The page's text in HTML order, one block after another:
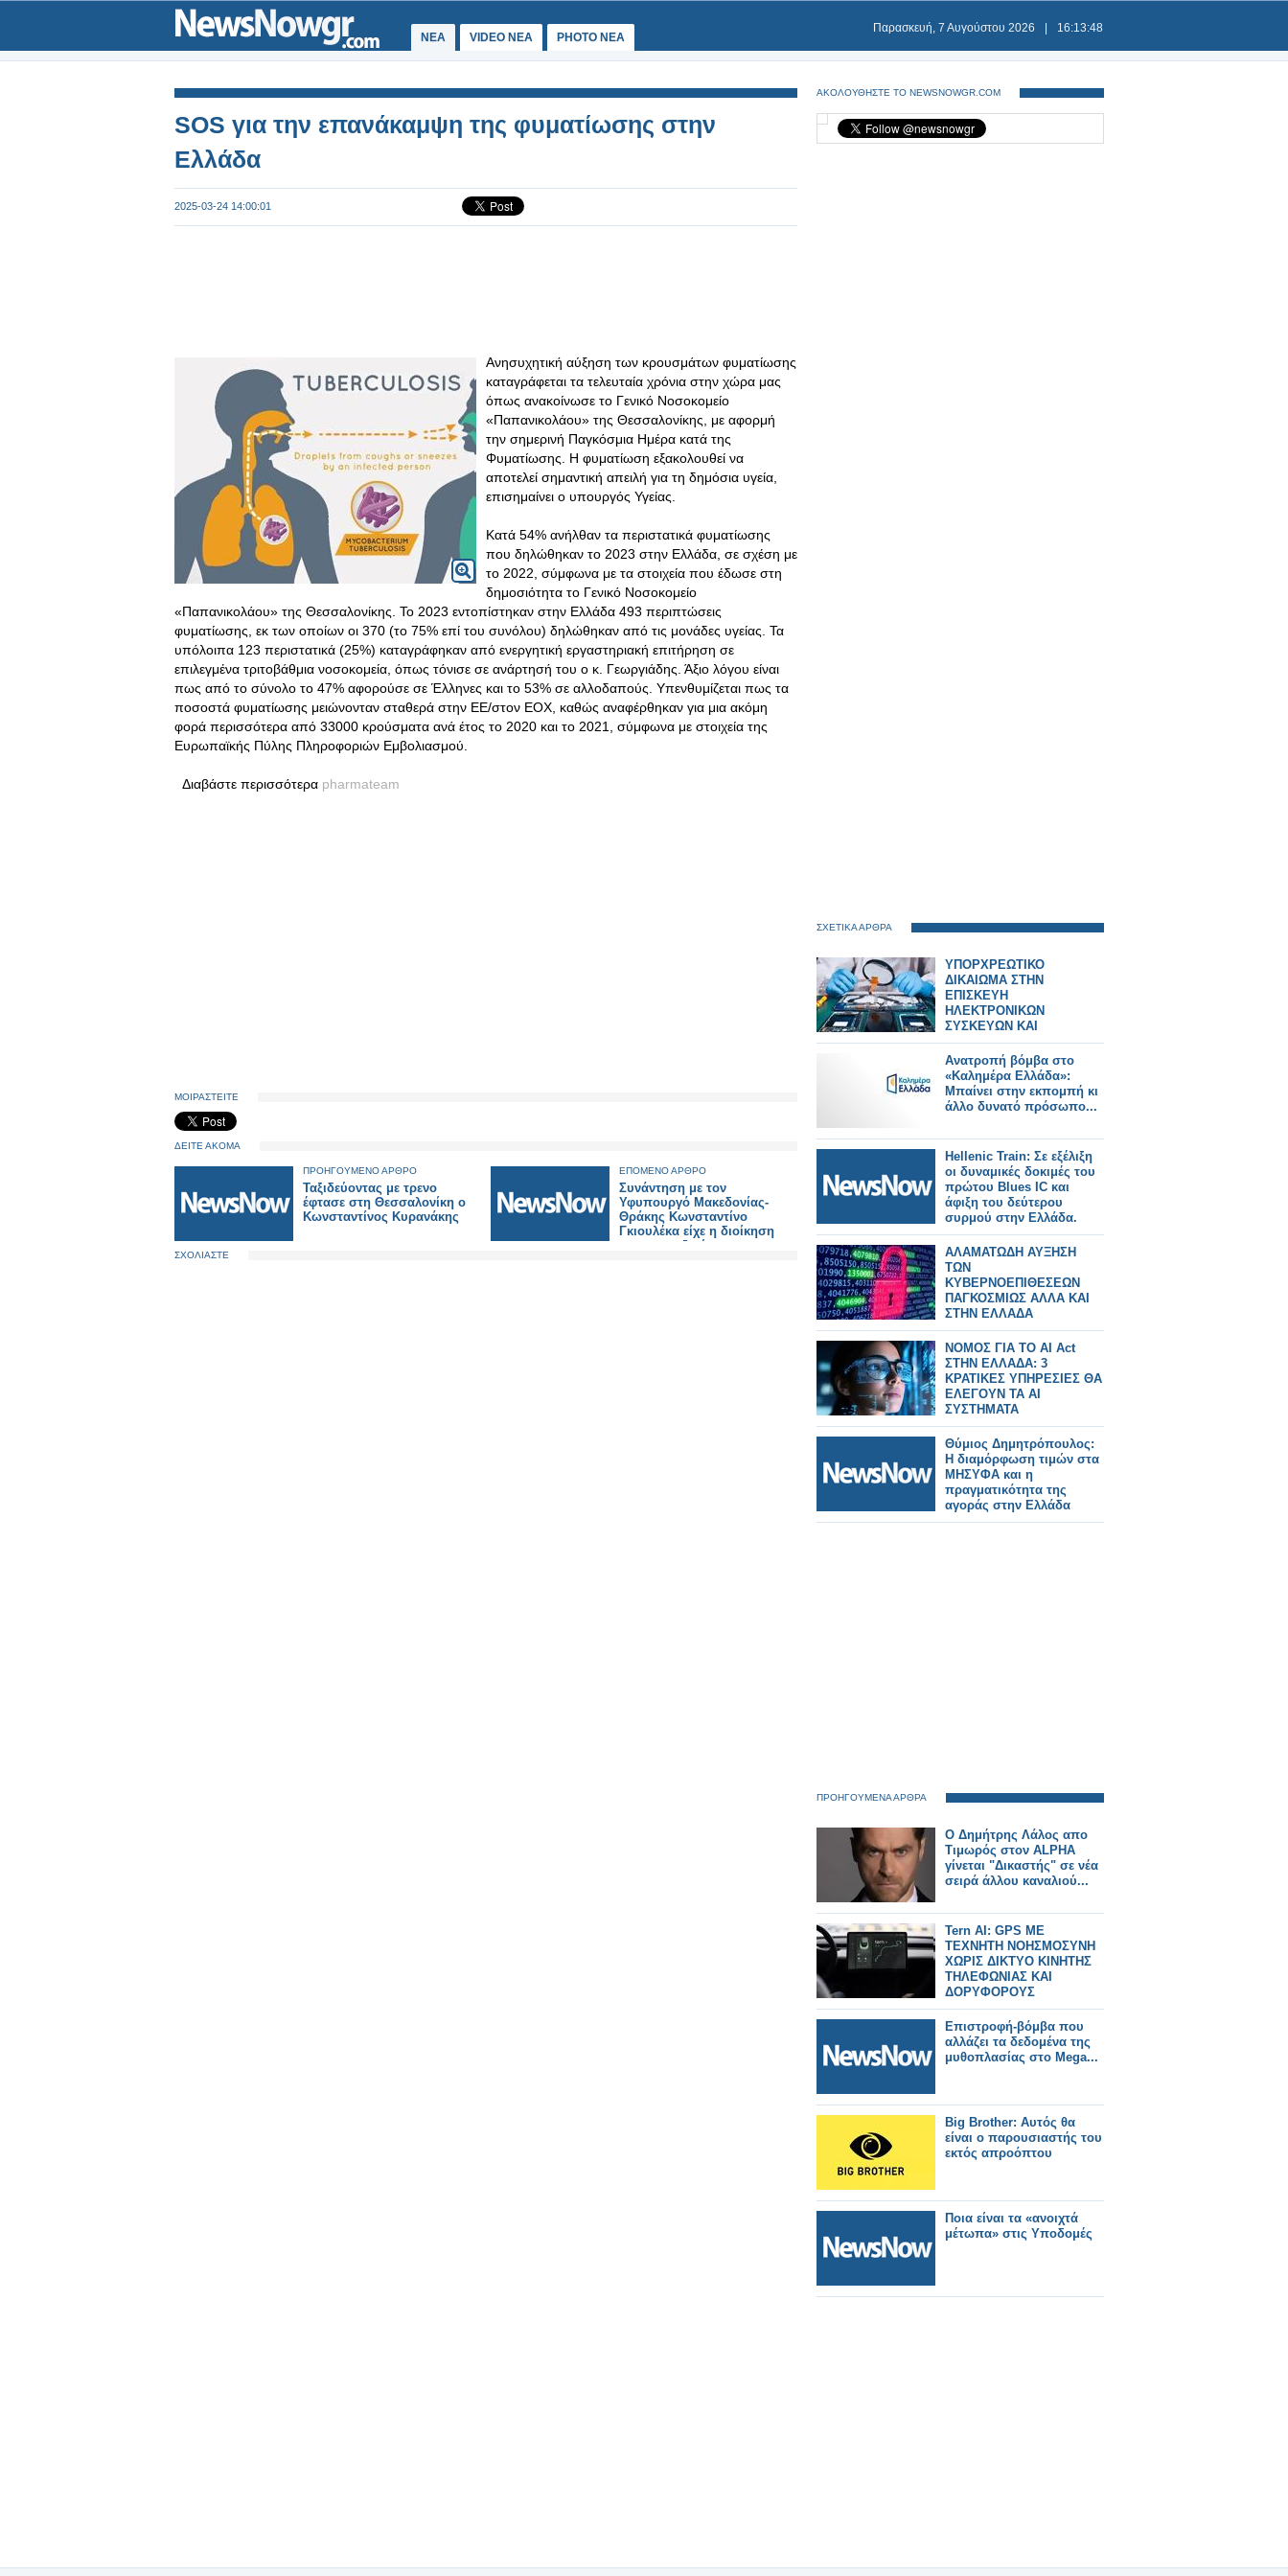
ΝΕΑ VIDEO NEA PHOTO NEA
Παρασκευή, 7 Αυγούστου 2026 16:13:48
SOS για την επανάκαμψη της φυματίωσης στην
Ελλάδα
2025-03-24 14:00:01
Ανησυχητική αύξηση των κρουσμάτων φυματίωσης
καταγράφεται τα τελευταία χρόνια στην χώρα μας
όπως ανακοίνωσε το Γενικό Νοσοκομείο
«Παπανικολάου» της Θεσσαλονίκης, με αφορμή
την σημερινή Παγκόσμια Ημέρα κατά της
Φυματίωσης. Η φυματίωση εξακολουθεί να
αποτελεί σημαντική απειλή για τη δημόσια υγεία,
επισημαίνει ο υπουργός Υγείας.
Κατά 54% ανήλθαν τα περιστατικά φυματίωσης
που δηλώθηκαν το 2023 στην Ελλάδα, σε σχέση με
το 2022, σύμφωνα με τα στοιχεία που έδωσε στη
δημοσιότητα το Γενικό Νοσοκομείο
«Παπανικολάου» της Θεσσαλονίκης. Το 2023 εντοπίστηκαν στην Ελλάδα 493 περιπτώσεις
φυματίωσης, εκ των οποίων οι 370 (το 75% επί του συνόλου) δηλώθηκαν από τις μονάδες υγείας. Τα
υπόλοιπα 123 περιστατικά (25%) καταγράφηκαν από ενεργητική εργαστηριακή επιτήρηση σε
επιλεγμένα τριτοβάθμια νοσοκομεία, όπως τόνισε σε ανάρτησή του ο κ. Γεωργιάδης. Άξιο λόγου είναι
πως από το σύνολο το 47% αφορούσε σε Έλληνες και το 53% σε αλλοδαπούς. Υπενθυμίζεται πως τα
ποσοστά φυματίωσης μειώνονταν σταθερά στην ΕΕ/στον ΕΟΧ, καθώς αναφέρθηκαν για μια ακόμη
φορά περισσότερα από 33000 κρούσματα ανά έτος το 2020 και το 2021, σύμφωνα με στοιχεία της
Ευρωπαϊκής Πύλης Πληροφοριών Εμβολιασμού.
Διαβάστε περισσότερα pharmateam
ΜΟΙΡΑΣΤΕΙΤΕ
ΔΕΙΤΕ ΑΚΟΜΑ
ΠΡΟΗΓΟΥΜΕΝΟ ΑΡΘΡΟ
Ταξιδεύοντας με τρενο
έφτασε στη Θεσσαλονίκη ο
Κωνσταντίνος Κυρανάκης
ΕΠΟΜΕΝΟ ΑΡΘΡΟ
Συνάντηση με τον
Υφυπουργό Μακεδονίας-
Θράκης Κωνσταντίνο
Γκιουλέκα είχε η διοίκηση
των συνταξιούχων
ΣΧΟΛΙΑΣΤΕ
ΑΚΟΛΟΥΘΗΣΤΕ ΤΟ NEWSNOWGR.COM
ΣΧΕΤΙΚΑ ΑΡΘΡΑ
ΥΠΟΡΧΡΕΩΤΙΚΟ
ΔΙΚΑΙΩΜΑ ΣΤΗΝ
ΕΠΙΣΚΕΥΗ
ΗΛΕΚΤΡΟΝΙΚΩΝ
ΣΥΣΚΕΥΩΝ ΚΑΙ
SPARTPHONES ΣΤΗΝ
ΕΛΛΑΔΑ
Ανατροπή βόμβα στο
«Καλημέρα Ελλάδα»:
Μπαίνει στην εκπομπή κι
άλλο δυνατό πρόσωπο...
Hellenic Train: Σε εξέλιξη
οι δυναμικές δοκιμές του
πρώτου Blues IC και
άφιξη του δεύτερου
συρμού στην Ελλάδα.
ΑΛΑΜΑΤΩΔΗ ΑΥΞΗΣΗ
ΤΩΝ
ΚΥΒΕΡΝΟΕΠΙΘΕΣΕΩΝ
ΠΑΓΚΟΣΜΙΩΣ ΑΛΛΑ ΚΑΙ
ΣΤΗΝ ΕΛΛΑΔΑ
ΝΟΜΟΣ ΓΙΑ ΤΟ AI Act
ΣΤΗΝ ΕΛΛΑΔΑ: 3
ΚΡΑΤΙΚΕΣ ΥΠΗΡΕΣΙΕΣ ΘΑ
ΕΛΕΓΟΥΝ ΤΑ AI
ΣΥΣΤΗΜΑΤΑ
Θύμιος Δημητρόπουλος:
Η διαμόρφωση τιμών στα
ΜΗΣΥΦΑ και η
πραγματικότητα της
αγοράς στην Ελλάδα
ΠΡΟΗΓΟΥΜΕΝΑ ΑΡΘΡΑ
Ο Δημήτρης Λάλος απο
Τιμωρός στον ALPHA
γίνεται "Δικαστής" σε νέα
σειρά άλλου καναλιού...
Tern AI: GPS ΜΕ
ΤΕΧΝΗΤΗ ΝΟΗΣΜΟΣΥΝΗ
ΧΩΡΙΣ ΔΙΚΤΥΟ ΚΙΝΗΤΗΣ
ΤΗΛΕΦΩΝΙΑΣ ΚΑΙ
ΔΟΡΥΦΟΡΟΥΣ
Επιστροφή-βόμβα που
αλλάζει τα δεδομένα της
μυθοπλασίας στο Mega...
Big Brother: Αυτός θα
είναι ο παρουσιαστής του
εκτός απροόπτου
Ποια είναι τα «ανοιχτά
μέτωπα» στις Υποδομές